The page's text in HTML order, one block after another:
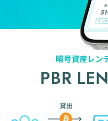
暗号資産レン
PBR